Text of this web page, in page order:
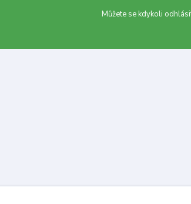
Můžete se kdykoli